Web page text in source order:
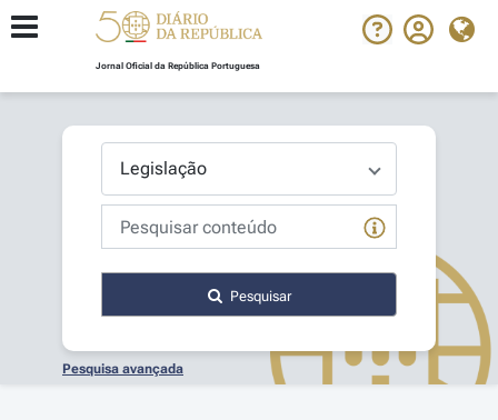
Jornal Oficial da República Portuguesa
Pesquisar
Pesquisa avançada